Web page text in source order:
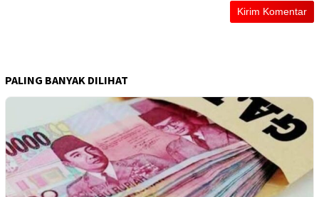
PALING BANYAK DILIHAT